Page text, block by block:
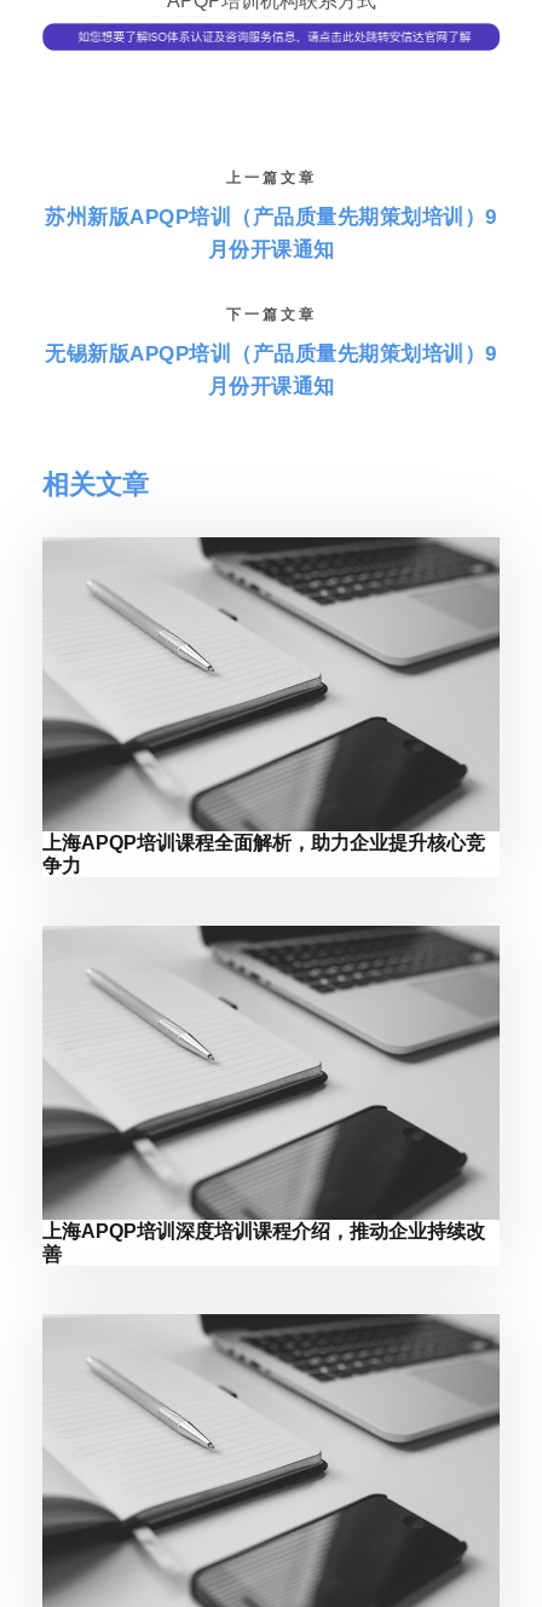
上一篇文章
苏州新版APQP培训（产品质量先期策划培训）9
月份开课通知
下一篇文章
无锡新版APQP培训（产品质量先期策划培训）9
月份开课通知
相关文章
上海APQP培训课程全面解析，助力企业提升核心竞
争力
上海APQP培训深度培训课程介绍，推动企业持续改
善